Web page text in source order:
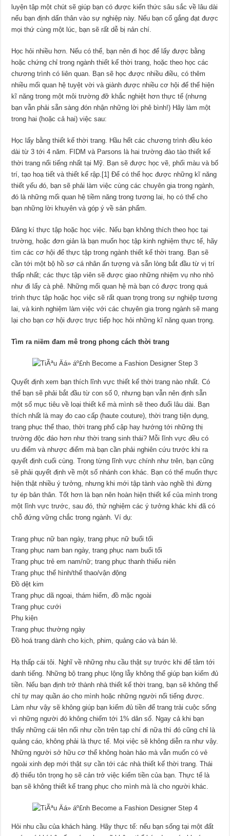
luyện tập một chút sẽ giúp bạn có được kiến thức sâu sắc về lâu dài
nếu bạn định dấn thân vào sự nghiệp này. Nếu bạn cố gắng đạt được
mọi thứ cùng một lúc, bạn sẽ rất dễ bị nản chí.
Học hỏi nhiều hơn. Nếu có thể, bạn nên đi học để lấy được bằng
hoặc chứng chỉ trong ngành thiết kế thời trang, hoặc theo học các
chương trình có liên quan. Bạn sẽ học được nhiều điều, có thêm
nhiều mối quan hệ tuyệt vời và giành được nhiều cơ hội để thể hiện
kĩ năng trong một môi trường đỡ khắc nghiệt hơn thực tế (nhưng
bạn vẫn phải sẵn sàng đón nhận những lời phê bình!) Hãy làm một
trong hai (hoặc cả hai) việc sau:
Học lấy bằng thiết kế thời trang. Hầu hết các chương trình đều kéo
dài từ 3 tới 4 năm. FIDM và Parsons là hai trường đào tào thiết kế
thời trang nổi tiếng nhất tại Mỹ. Bạn sẽ được học vẽ, phối màu và bố
trí, tạo hoạ tiết và thiết kế rập.[1] Để có thể học được những kĩ năng
thiết yếu đó, bạn sẽ phải làm việc cùng các chuyên gia trong ngành,
đó là những mối quan hệ tiềm năng trong tương lai, họ có thể cho
bạn những lời khuyên và góp ý về sản phẩm.
Đăng kí thực tập hoặc học việc. Nếu bạn không thích theo học tại
trường, hoặc đơn giản là bạn muốn học tập kinh nghiệm thực tế, hãy
tìm các cơ hội để thực tập trong ngành thiết kế thời trang. Bạn sẽ
cần tới một bộ hồ sơ cá nhân ấn tượng và sẵn lòng bắt đầu từ vị trí
thấp nhất; các thực tập viên sẽ được giao những nhiệm vụ nho nhỏ
như đi lấy cà phê. Những mối quan hệ mà bạn có được trong quá
trình thực tập hoặc học việc sẽ rất quan trọng trong sự nghiệp tương
lai, và kinh nghiệm làm việc với các chuyên gia trong ngành sẽ mang
lại cho bạn cơ hội được trực tiếp học hỏi những kĩ năng quan trọng.
Tìm ra niềm đam mê trong phong cách thời trang
Quyết định xem bạn thích lĩnh vực thiết kế thời trang nào nhất. Có
thể bạn sẽ phải bắt đầu từ con số 0, nhưng bạn vẫn nên định sẵn
một số mục tiêu về loại thiết kế mà mình sẽ theo đuổi lâu dài. Bạn
thích nhất là may đo cao cấp (haute couture), thời trang tiện dụng,
trang phục thể thao, thời trang phổ cập hay hướng tới những thị
trường độc đáo hơn như thời trang sinh thái? Mỗi lĩnh vực đều có
ưu điểm và nhược điểm mà bạn cần phải nghiên cứu trước khi ra
quyết định cuối cùng. Trong từng lĩnh vực chính như trên, bạn cũng
sẽ phải quyết định về một số nhánh con khác. Bạn có thể muốn thực
hiện thật nhiều ý tưởng, nhưng khi mới tập tành vào nghề thì đừng
tự ép bản thân. Tốt hơn là bạn nên hoàn hiện thiết kế của mình trong
một lĩnh vực trước, sau đó, thử nghiệm các ý tưởng khác khi đã có
chỗ đứng vững chắc trong ngành. Ví dụ:
Trang phục nữ ban ngày, trang phục nữ buổi tối
Trang phục nam ban ngày, trang phục nam buổi tối
Trang phục trẻ em nam/nữ; trang phục thanh thiếu niên
Trang phục thể hình/thể thao/vận động
Đồ dệt kim
Trang phục dã ngoại, thám hiểm, đồ mặc ngoài
Trang phục cưới
Phụ kiện
Trang phục thường ngày
Đồ hoá trang dành cho kịch, phim, quảng cáo và bán lẻ.
Hạ thấp cái tôi. Nghĩ về những nhu cầu thật sự trước khi để tâm tới
danh tiếng. Những bộ trang phục lộng lẫy không thể giúp bạn kiếm đủ
tiền. Nếu bạn định trở thành nhà thiết kế thời trang, bạn sẽ không thể
chỉ tự may quần áo cho mình hoặc những người nổi tiếng được.
Làm như vậy sẽ không giúp bạn kiếm đủ tiền để trang trải cuộc sống
vì những người đó không chiếm tới 1% dân số. Ngay cả khi bạn
thấy những cái tên nổi như cồn trên tạp chí đi nữa thì đó cũng chỉ là
quảng cáo, không phải là thực tế. Mọi việc sẽ không diễn ra như vậy.
Những người sở hữu cơ thể không hoàn hảo mà vẫn muốn có vẻ
ngoài xinh đẹp mới thật sự cần tới các nhà thiết kế thời trang. Thái
độ thiếu tôn trọng họ sẽ cản trở việc kiếm tiền của bạn. Thực tế là
bạn sẽ không thiết kế trang phục cho mình mà là cho người khác.
Hỏi nhu cầu của khách hàng. Hãy thực tế: nếu bạn sống tại một đất